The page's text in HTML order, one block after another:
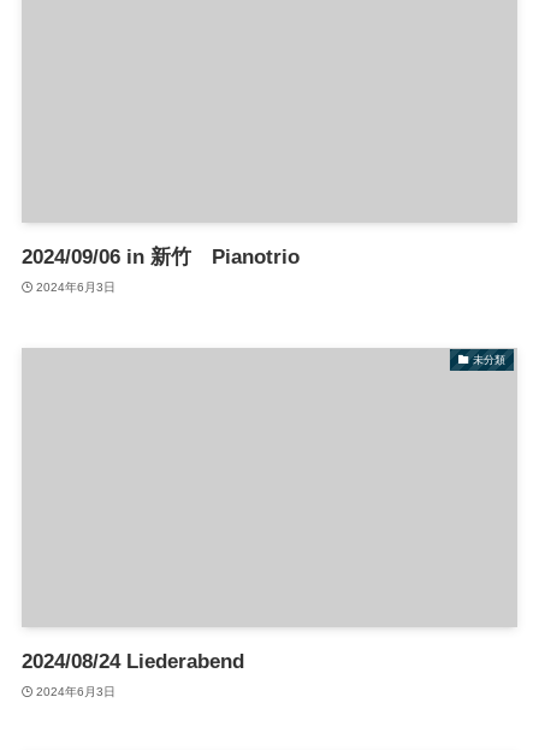
2024/09/06 in 新竹 Pianotrio
2024年6月3日
未分類
2024/08/24 Liederabend
2024年6月3日